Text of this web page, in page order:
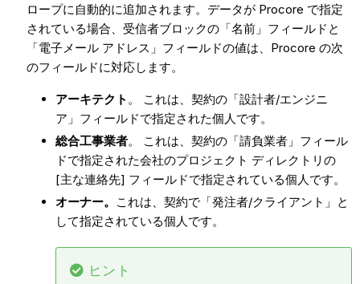
ロープに自動的に追加されます。データが Procore で指定
されている場合、受信者ブロックの「名前」フィールドと
「電子メール アドレス」フィールドの値は、Procore の次
のフィールドに対応します。
アーキテクト 。 これは、契約の「設計者/エンジニ
ア」フィールドで指定された個人です。
総合工事業者。 これは、契約の「請負業者」フィール
ドで指定された会社のプロジェクト ディレクトリの
[主な連絡先] フィールドで指定されている個人です。
オーナー。
これは、契約で「発注者/クライアント」と
して指定されている個人です。
ヒント